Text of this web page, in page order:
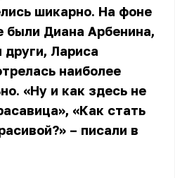
шикарно. На фоне
были Диана Арбенина,
Лариса
наиболее
«Ну и как здесь не
«Как стать
– писали в